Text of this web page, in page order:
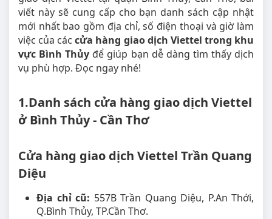
viết này sẽ cung cấp cho bạn danh sách cập nhật
mới nhất bao gồm địa chỉ, số điện thoại và giờ làm
việc của cáccửa hàng giao dịch Viettel trong khu
vực Bình Thủy để giúp bạn dễ dàng tìm thấy dịch
vụ phù hợp. Đọc ngay nhé!
1.Danh sách cửa hàng giao dịch Viettel
ở Bình Thủy - Cần Thơ
Cửa hàng giao dịch Viettel Trần Quang
Diệu
Địa chỉ cũ: 557B Trần Quang Diệu, P.An Thới,
Q.Bình Thủy, TP.Cần Thơ.